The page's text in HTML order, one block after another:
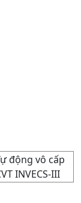
động vô cấp
INVECS-III